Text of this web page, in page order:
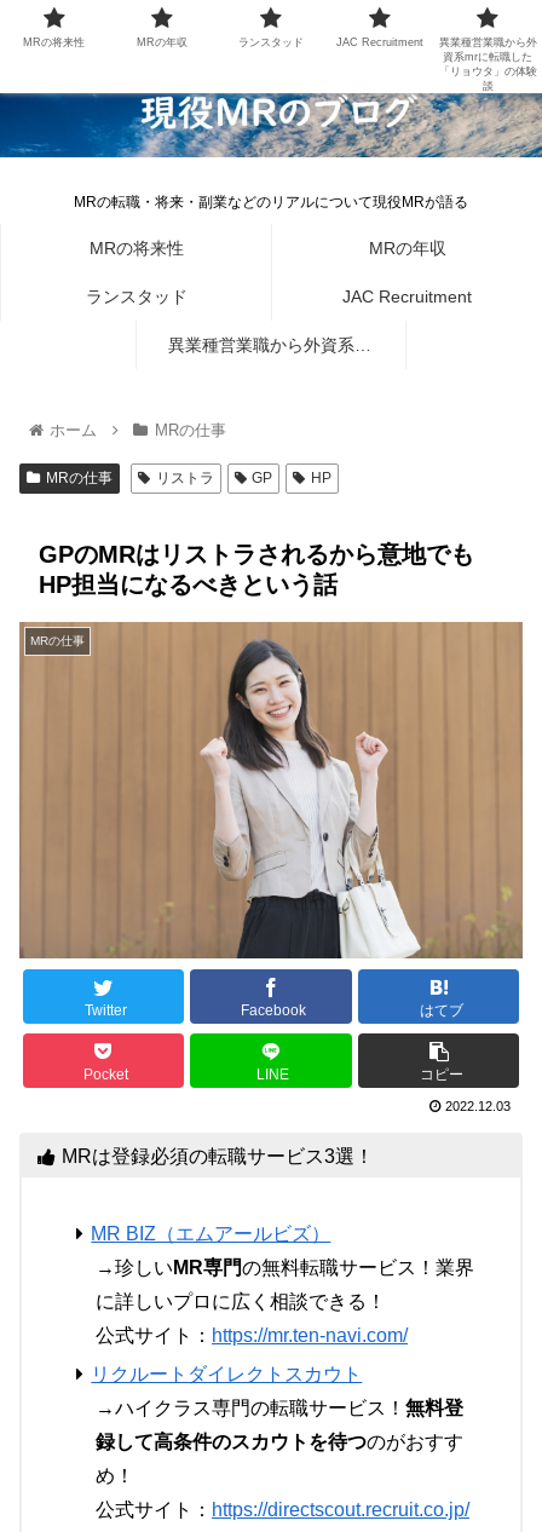
MRの転職・将来・副業などのリアルについて現役MRが語る
MRの将来性 MRの年収
ランスタッド JAC Recruitment
異業種営業職から外資系mr
ホーム MRの仕事
MRの仕事 リストラ GP HP
GPのMRはリストラされるから意地でも
HP担当になるべきという話
MRの仕事
Twitter Facebook はてブ
Pocket LINE コピー
2022.12.03
MRは登録必須の転職サービス3選！
MR BIZ（エムアールビズ）
→珍しい MR専門の無料転職サービス！業界
に詳しいプロに広く相談できる！
公式サイト： https://mr.ten-navi.com/
リクルートダイレクトスカウト
→ハイクラス専門の転職サービス！ 無料登
録して高条件のスカウトを待つのがおすす
め！
公式サイト： https://directscout.recruit.co.jp/
MRの将来性 MRの年収 ランスタッド JAC Recruitment
異業種営業職から外
資系mrに転職した
「リョウタ」の体験
談